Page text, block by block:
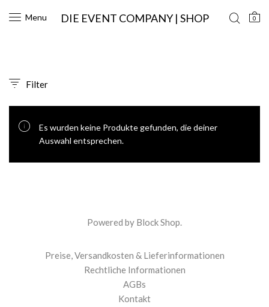
Menu DIE EVENT COMPANY | SHOP 0
Filter
Es wurden keine Produkte gefunden, die deiner
Auswahl entsprechen.
Powered by Block Shop.
Preise, Versandkosten & Lieferinformationen
Rechtliche Informationen
AGBs
Kontakt